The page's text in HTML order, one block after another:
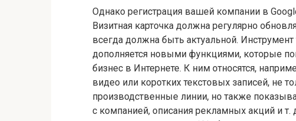
Однако регистрация вашей компании в
Визитная карточка должна регулярно
всегда должна быть актуальной.
дополняется новыми функциями, которые
бизнес в Интернете. К ним относятся,
видео или коротких текстовых записей, не
производственные линии, но также
с компанией, описания рекламных акций и